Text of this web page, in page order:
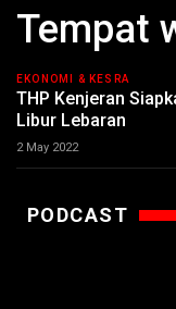
Tempat
EKONOMI & KESRA
THP Kenjeran
Libur Lebaran
2 May 2022
PODCAST